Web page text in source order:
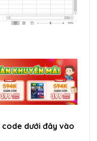
code dưới đây vào